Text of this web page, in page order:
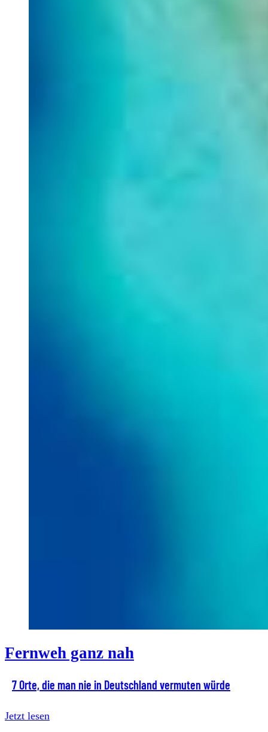
Fernweh ganz nah
7 Orte, die man nie in Deutschland vermuten würde
Jetzt lesen